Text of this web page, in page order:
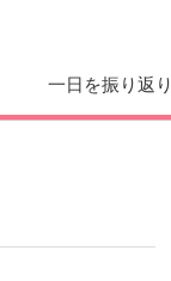
一日を振り返り